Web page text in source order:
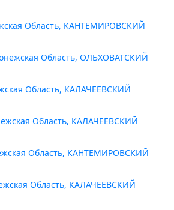
Область, КАНТЕМИРОВСКИЙ
Область, ОЛЬХОВАТСКИЙ
Область, КАЛАЧЕЕВСКИЙ
Область, КАЛАЧЕЕВСКИЙ
Область, КАНТЕМИРОВСКИЙ
Область, КАЛАЧЕЕВСКИЙ